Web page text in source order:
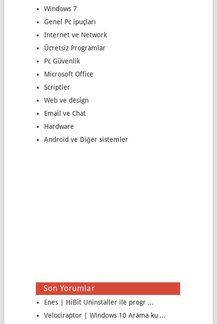
Windows 7
Genel Pc ipuçları
Internet ve Network
Ücretsiz Programlar
Pc Güvenlik
Microsoft Office
Scriptler
Web ve design
Email ve Chat
Hardware
Android ve Diğer sistemler
Son Yorumlar
Enes | HiBit Uninstaller ile progr ...
Velociraptor | Windows 10 Arama ku ...